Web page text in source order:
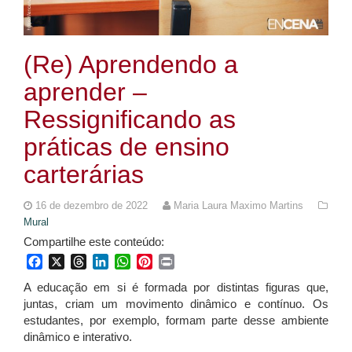
(Re) Aprendendo a
aprender –
Ressignificando as
práticas de ensino
carterárias
16 de dezembro de 2022
Maria Laura Maximo Martins
Mural
Compartilhe este conteúdo:
FacebookThreadsLinkedInWhatsApp
Pinterest
A educação em si é formada por distintas figuras que,
juntas, criam um movimento dinâmico e contínuo. Os
estudantes, por exemplo, formam parte desse ambiente
dinâmico e interativo.